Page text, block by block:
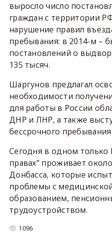
выросло число
граждан с территории
нарушение правил
пребывания: в 2014-м –
постановлений о
135 тысяч.
Шаргунов предлагал
необходимости
для работы в России
ДНР и ЛНР, а также
бессрочного
Сегодня в одном
правах" проживает
Донбасса, которые
проблемы с
образованием,
трудоустройством.
1096